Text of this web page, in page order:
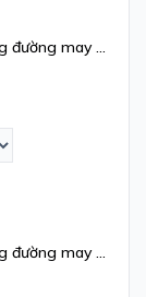
đường may -
đường may -